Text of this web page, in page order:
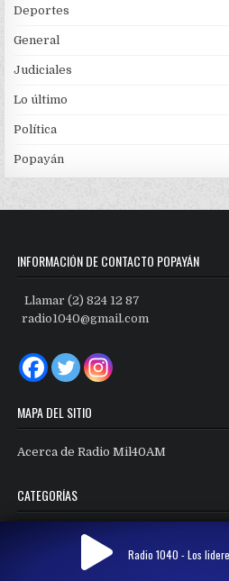
Deportes
General
Judiciales
Lo último
Política
Popayán
INFORMACIÓN DE CONTACTO POPAYÁN
Llamar (2) 824 12 87
radio1040@gmail.com
MAPA DEL SITIO
Acerca de Radio Mil40AM
CATEGORÍAS
Radio 1040 - Los